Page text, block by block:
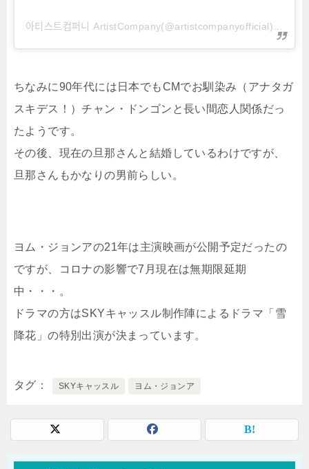
ちなみに90年代には日本でもCMでお馴染み（アナタガ
スキデス！）チャン・ドンゴンと長い間恋人関係だっ
たようです。
その後、現在の旦那さんと結婚しているわけですが、
旦那さんもかなりの男前らしい。
ヨム・ジョンアの21年は主演映画が公開予定だったの
ですが、コロナの影響で7月現在は無期限延期
中・・・。
ドラマの方はSKYキャッスル制作陣によるドラマ「雪
降花」の特別出演が決まっています。
タグ SKYキャッスル ヨム・ジョンア